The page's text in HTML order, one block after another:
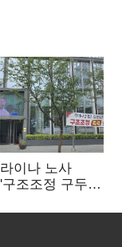
라이나 노사
'구조조정 구두